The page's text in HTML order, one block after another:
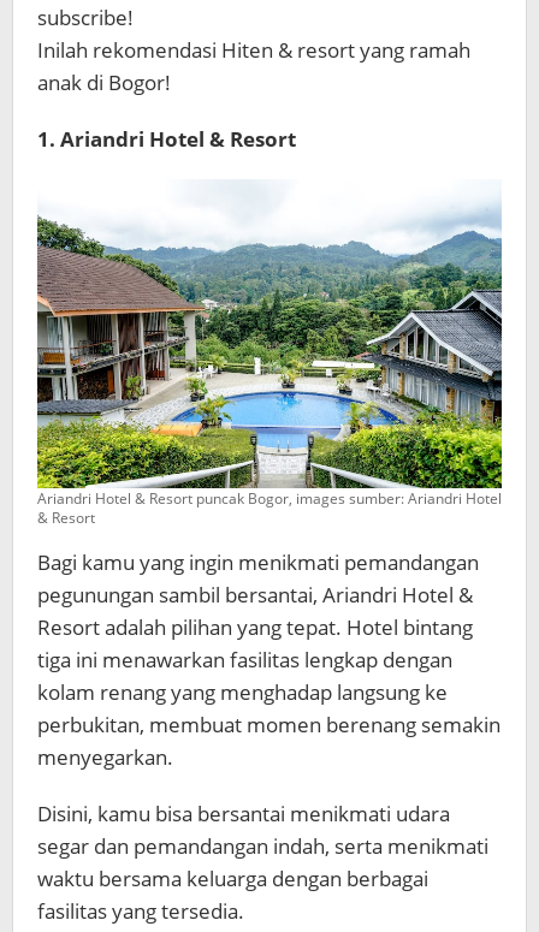
subscribe!
Inilah rekomendasi Hiten & resort yang ramah
anak di Bogor!
1. Ariandri Hotel & Resort
Ariandri Hotel & Resort puncak Bogor, images sumber: Ariandri Hotel
& Resort
Bagi kamu yang ingin menikmati pemandangan
pegunungan sambil bersantai, Ariandri Hotel &
Resort adalah pilihan yang tepat. Hotel bintang
tiga ini menawarkan fasilitas lengkap dengan
kolam renang yang menghadap langsung ke
perbukitan, membuat momen berenang semakin
menyegarkan.
Disini, kamu bisa bersantai menikmati udara
segar dan pemandangan indah, serta menikmati
waktu bersama keluarga dengan berbagai
fasilitas yang tersedia.